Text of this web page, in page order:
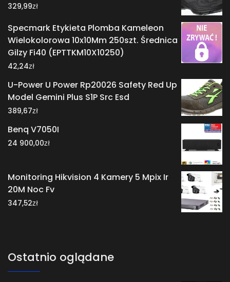
329,99zł
Specmark Etykieta Plomba Kameleon
Wielokolorowa 10x10Mm 250szt. Średnica
Gilzy Fi40 (EPTTKM10X10250)
42,24zł
U-Power U Power Rp20026 Safety Red Up
Model Gemini Plus S1P Src Esd
389,67zł
Benq V7050I
24 900,00zł
Monitoring Hikvision 4 Kamery 5 Mpix Ir
20M Noc Fv
347,52zł
Ostatnio oglądane